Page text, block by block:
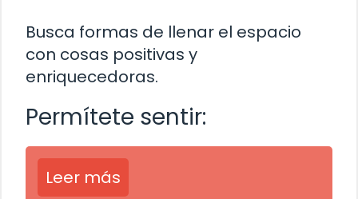
Busca formas de llenar el espacio
con cosas positivas y
enriquecedoras.
Permítete sentir:
Leer más